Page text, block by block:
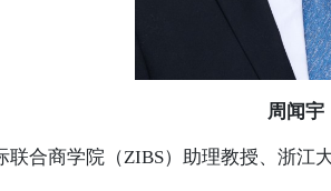
周闻宇
联合商学院（ZIBS）助理教授、浙江